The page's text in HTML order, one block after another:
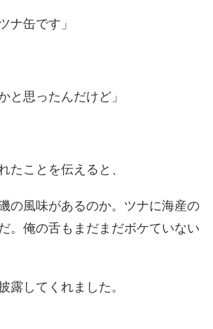
ナ缶です」
と思ったんだけど」
たことを伝えると、
の風味があるのか。ツナに海産の
。俺の舌もまだまだボケていない
露してくれました。